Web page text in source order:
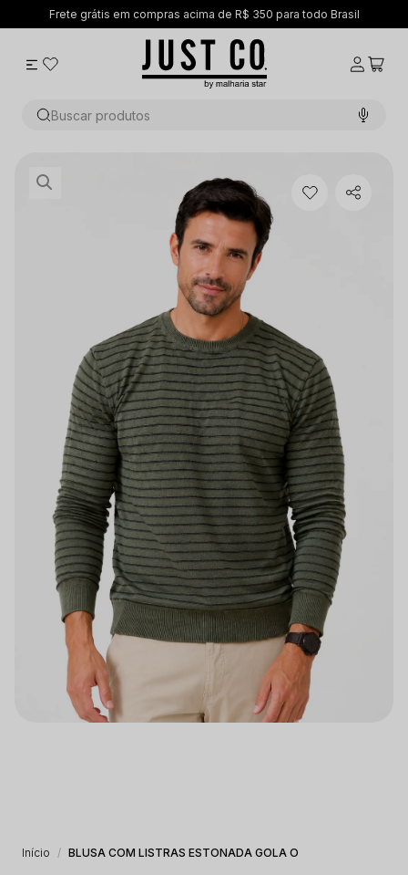
Frete grátis em compras acima de R$ 350 para todo Brasil
Buscar produtos
Início BLUSA COM LISTRAS ESTONADA GOLA O